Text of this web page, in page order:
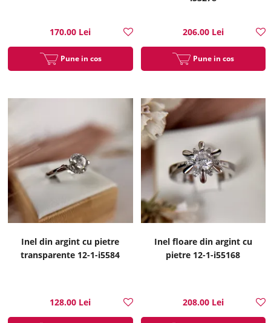
170.00 Lei
Pune in cos
206.00 Lei
Pune in cos
Inel din argint cu pietre
transparente 12-1-i5584
128.00 Lei
Inel floare din argint cu
pietre 12-1-i55168
208.00 Lei